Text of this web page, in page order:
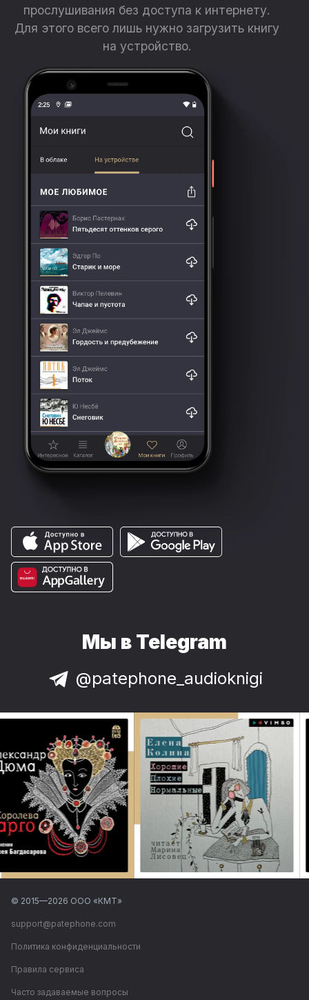
прослушивания без доступа к интернету.
Для этого всего лишь нужно загрузить книгу
на устройство.
Мы в Telegram
@patephone_audioknigi
© 2015—2026 ООО «КМТ»
support@patephone.com
Политика конфиденциальности
Правила сервиса
Часто задаваемые вопросы